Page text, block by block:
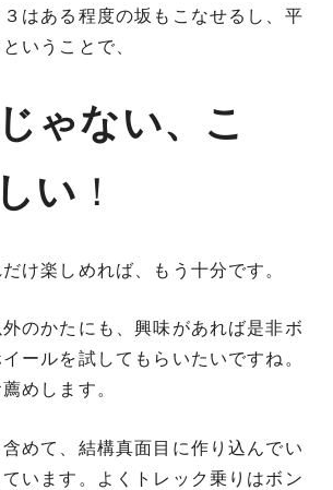
はある程度の坂もこなせるし、平
いうことで、
ゃない、こ
い ！
け楽しめれば、もう十分です。
外のかたにも、興味があれば是非ボ
ールを試してもらいたいですね。
めします。
めて、結構真面目に作り込んでい
います。よくトレック乗りはボン